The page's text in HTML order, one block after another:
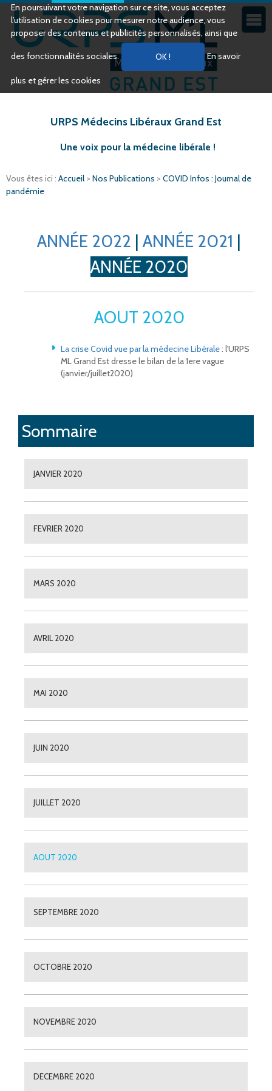
En poursuivant votre navigation sur ce site, vous acceptez
l’utilisation de cookies pour mesurer notre audience, vous
proposer des contenus et publicités personnalisés, ainsi que
des fonctionnalités sociales. En savoir
plus et gérer les cookies
URPS Médecins Libéraux Grand Est
Une voix pour la médecine libérale !
Vous êtes ici : Accueil > Nos Publications > COVID Infos : Journal de
pandémie
ANNÉE 2022 | ANNÉE 2021 |
ANNÉE 2020
AOUT 2020
La crise Covid vue par la médecine Libérale: l'URPS
ML Grand Est dresse le bilan de la 1ere vague
(janvier/juillet2020)
Sommaire
JANVIER 2020
FEVRIER 2020
MARS 2020
AVRIL 2020
MAI 2020
JUIN 2020
JUILLET 2020
AOUT 2020
SEPTEMBRE 2020
OCTOBRE 2020
NOVEMBRE 2020
DECEMBRE 2020